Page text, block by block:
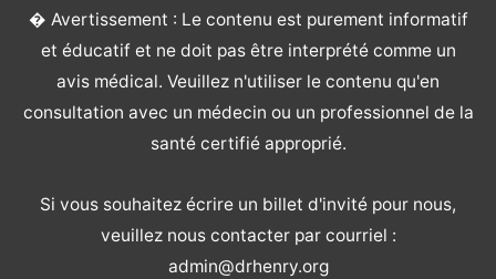
� Avertissement : Le contenu est purement informatif
et éducatif et ne doit pas être interprété comme un
avis médical. Veuillez n'utiliser le contenu qu'en
consultation avec un médecin ou un professionnel de la
santé certifié approprié.
Si vous souhaitez écrire un billet d'invité pour nous,
veuillez nous contacter par courriel :
admin@drhenry.org